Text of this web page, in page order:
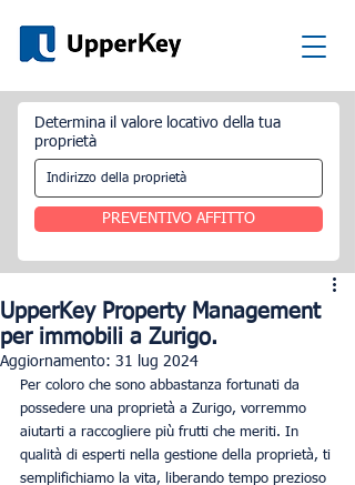
Determina il valore locativo della tua
proprietà
PREVENTIVO AFFITTO
UpperKey Property Management
per immobili a Zurigo.
Aggiornamento: 31 lug 2024
Per coloro che sono abbastanza fortunati da
possedere una proprietà a Zurigo, vorremmo
aiutarti a raccogliere più frutti che meriti. In
qualità di esperti nella gestione della proprietà, ti
semplifichiamo la vita, liberando tempo prezioso